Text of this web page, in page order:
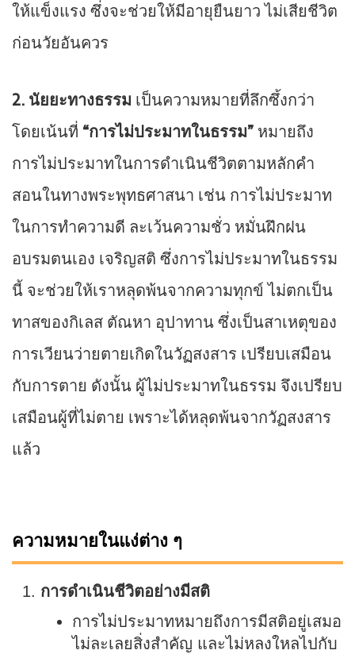
ให้แข็งแรง ซึ่งจะช่วยให้มีอายุยืนยาว ไม่เสียชีวิต
ก่อนวัยอันควร
2. นัยยะทางธรรม เป็นความหมายที่ลึกซึ้งกว่า
โดยเน้นที่ “การไม่ประมาทในธรรม”หมายถึง
การไม่ประมาทในการดำเนินชีวิตตามหลักคำ
สอนในทางพระพุทธศาสนา เช่น การไม่ประมาท
ในการทำความดี ละเว้นความชั่ว หมั่นฝึกฝน
อบรมตนเอง เจริญสติ ซึ่งการไม่ประมาทในธรรม
นี้ จะช่วยให้เราหลุดพ้นจากความทุกข์ ไม่ตกเป็น
ทาสของกิเลส ตัณหา อุปาทาน ซึ่งเป็นสาเหตุของ
การเวียนว่ายตายเกิดในวัฏสงสาร เปรียบเสมือน
กับการตาย ดังนั้น ผู้ไม่ประมาทในธรรม จึงเปรียบ
เสมือนผู้ที่ไม่ตาย เพราะได้หลุดพ้นจากวัฏสงสาร
แล้ว
ความหมายในแง่ต่าง ๆ
การดำเนินชีวิตอย่างมีสติ
การไม่ประมาทหมายถึงการมีสติอยู่เสมอ
ไม่ละเลยสิ่งสำคัญ และไม่หลงใหลไปกับ